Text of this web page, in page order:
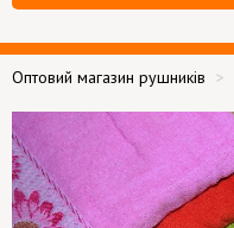
Оптовий магазин рушників